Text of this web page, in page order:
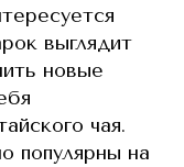
выглядит
новые
чая.
популярны на